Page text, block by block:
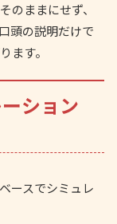
のままにせず、
頭の説明だけで
ます。
ション
ースでシミュレ